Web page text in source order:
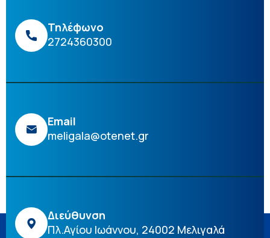
Τηλέφωνο
2724360300
Email
meligala@otenet.gr
Διεύθυνση
Πλ.Αγίου Ιωάννου, 24002 Μελιγαλά